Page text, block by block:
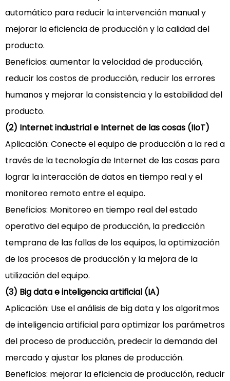
automático para reducir la intervención manual y
mejorar la eficiencia de producción y la calidad del
producto.
Beneficios: aumentar la velocidad de producción,
reducir los costos de producción, reducir los errores
humanos y mejorar la consistencia y la estabilidad del
producto.
(2) Internet industrial e Internet de las cosas (IIoT)
Aplicación: Conecte el equipo de producción a la red a
través de la tecnología de Internet de las cosas para
lograr la interacción de datos en tiempo real y el
monitoreo remoto entre el equipo.
Beneficios: Monitoreo en tiempo real del estado
operativo del equipo de producción, la predicción
temprana de las fallas de los equipos, la optimización
de los procesos de producción y la mejora de la
utilización del equipo.
(3) Big data e inteligencia artificial (IA)
Aplicación: Use el análisis de big data y los algoritmos
de inteligencia artificial para optimizar los parámetros
del proceso de producción, predecir la demanda del
mercado y ajustar los planes de producción.
Beneficios: mejorar la eficiencia de producción, reducir